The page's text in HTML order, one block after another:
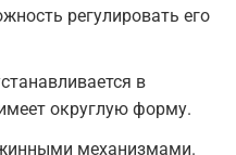
регулировать его
в
округлую форму.
механизмами.